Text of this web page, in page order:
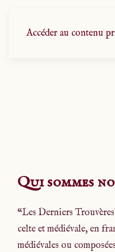
Accéder au contenu
Qui sommes
“Les Derniers
celte et médiévale, en
médiévales ou